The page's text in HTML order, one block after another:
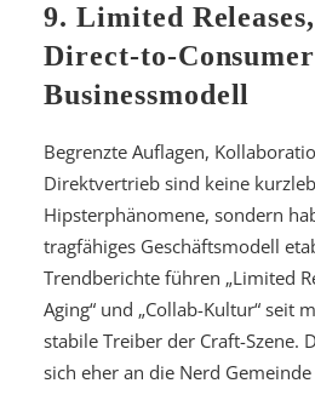
9. Limited
Direct-to-
Businessmodell
Begrenzte Auflagen,
Direktvertrieb sind keine
Hipsterphänomene, sondern
tragfähiges Geschäftsmodell
Trendberichte führen „Limited
Aging“ und „Collab-Kultur“ seit
stabile Treiber der Craft-Szene.
sich eher an die Nerd